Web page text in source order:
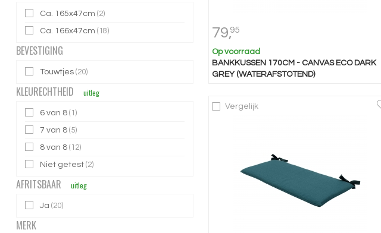
Ca. 165x47cm(2)
Ca. 166x47cm(18)
BEVESTIGING
Touwtjes(20)
KLEURECHTHEID uitleg
6 van 8(1)
7 van 8(5)
8 van 8(12)
Niet getest(2)
AFRITSBAAR uitleg
Ja(20)
MERK
79,95
Op voorraad
BANKKUSSEN 170CM - CANVAS ECO DARK
GREY (WATERAFSTOTEND)
Vergelijk